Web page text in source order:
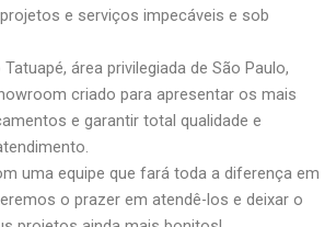
e serviços impecáveis e sob
área privilegiada de São Paulo,
criado para apresentar os mais
e garantir total qualidade e
uma equipe que fará toda a diferença em
o prazer em atendê-los e deixar o